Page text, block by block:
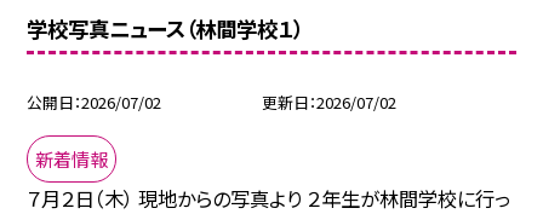
学校写真ニュース（林間学校１）
公開日 2026/07/02 更新日 2026/07/02
新着情報
７月２日（木） 現地からの写真より ２年生が林間学校に行っ